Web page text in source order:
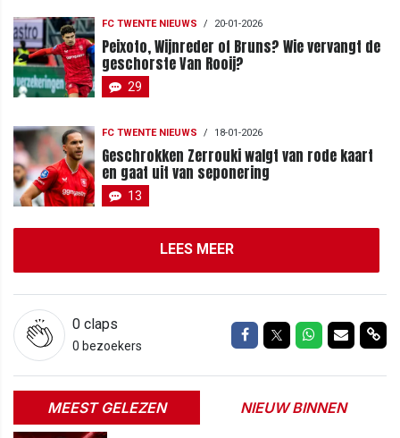
FC TWENTE NIEUWS / 20-01-2026
Peixoto, Wijnreder of Bruns? Wie vervangt de
geschorste Van Rooij?
29
FC TWENTE NIEUWS / 18-01-2026
Geschrokken Zerrouki walgt van rode kaart
en gaat uit van seponering
13
LEES MEER
0 claps
0 bezoekers
Delen op Facebook
Delen op Twitter
Delen op
Delen
MEEST GELEZEN NIEUW BINNEN